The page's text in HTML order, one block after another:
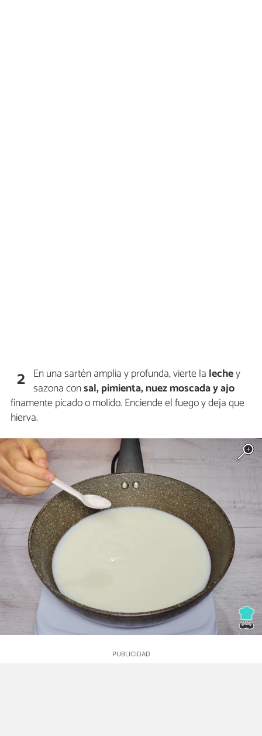
2 En una sartén amplia y profunda, vierte la lechey
sazona consal, pimienta, nuez moscada y ajo
finamente picado o molido. Enciende el fuego y deja que
hierva.